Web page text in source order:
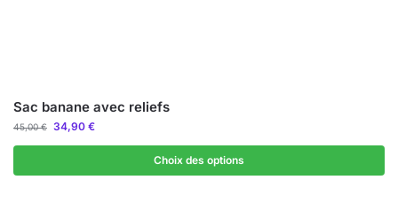
Sac banane avec reliefs
45,00€ 34,90 €
Choix des options